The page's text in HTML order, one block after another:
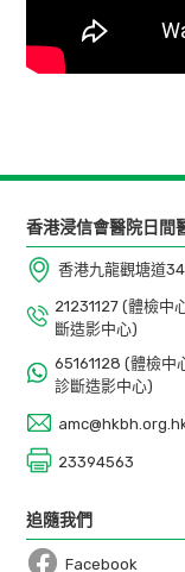
香港浸信會醫院日間
香港九龍觀塘道
21231127 (體檢中
斷造影中心)
65161128 (體檢中
診斷造影中心)
23394563
追隨我們
Facebook